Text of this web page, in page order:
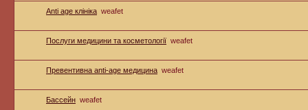
Anti age клініка weafet
Послуги медицини та косметології weafet
Превентивна anti-age медицина weafet
Бассейн weafet